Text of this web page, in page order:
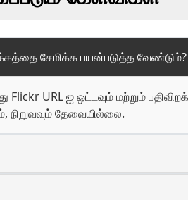
சேமிக்க பயன்படுத்த வேண்டும்?
URL ஐ ஒட்டவும் மற்றும்
நிறுவவும் தேவையில்லை.